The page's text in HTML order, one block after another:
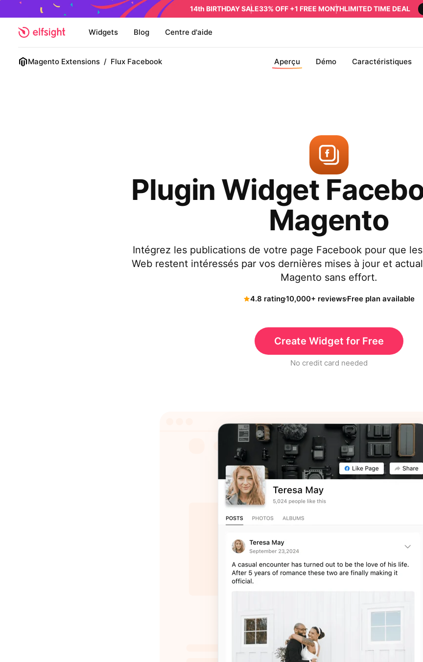
14th BIRTHDAY SALE33% OFF +1 FREE MONTHLIMITED TIME DEAL
Widgets Blog Centre d'aide
Magento Extensions / Flux Facebook Aperçu Démo Caractéristiques
Plugin Widget
Magento
Intégrez les publications de votre page Facebook pour que
Web restent intéressés par vos dernières mises à jour et
Magento sans effort.
4.8 rating10,000+ reviewsFree plan available
Create Widget for Free
No credit card needed